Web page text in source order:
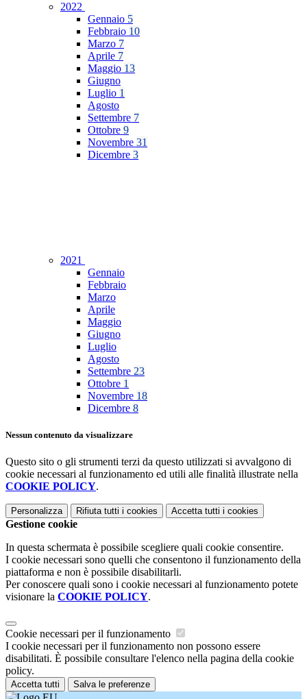
2022
Gennaio 5
Febbraio 10
Marzo 7
Aprile 7
Maggio 13
Giugno
Luglio 1
Agosto
Settembre 7
Ottobre 9
Novembre 31
Dicembre 3
2021
Gennaio
Febbraio
Marzo
Aprile
Maggio
Giugno
Luglio
Agosto
Settembre 23
Ottobre 1
Novembre 18
Dicembre 8
Nessun contenuto da visualizzare
Questo sito o gli strumenti terzi da questo utilizzati si avvalgono di
cookie necessari al funzionamento ed utili alle finalità illustrate nella
COOKIE POLICY.
Personalizza Rifiuta tutti i cookies Accetta tutti i cookies
Gestione cookie
In questa schermata è possibile scegliere quali cookie consentire.
I cookie necessari sono quelli che consentono il funzionamento della
piattaforma e non è possibile disabilitarli.
Per conoscere quali sono i cookie necessari al funzionamento potete
visionare la COOKIE POLICY.
Cookie necessari per il funzionamento
I cookie necessari per il funzionamento non possono essere
disabilitati. È possibile consultare l'elenco nella pagina della cookie
policy.
Accetta tutti Salva le preferenze